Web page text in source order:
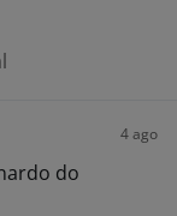
4 ago
do